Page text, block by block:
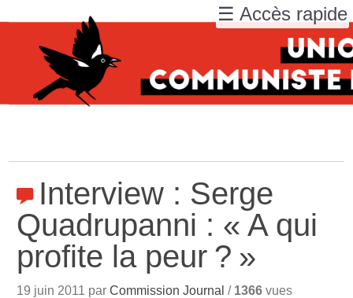
Interview : Serge
Quadrupanni : « A qui
profite la peur ? »
19 juin 2011 parCommission Journal / 1366 vues
☰ Accès rapide